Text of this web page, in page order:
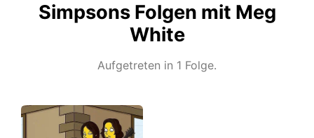
Simpsons Folgen mit Meg
White
Aufgetreten in 1 Folge.